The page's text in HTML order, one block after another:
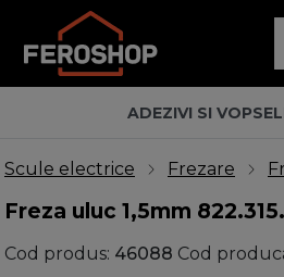
ADEZIVI SI
Scule electrice Frezare
Freza uluc 1,5mm
Cod produs: 46088 Cod